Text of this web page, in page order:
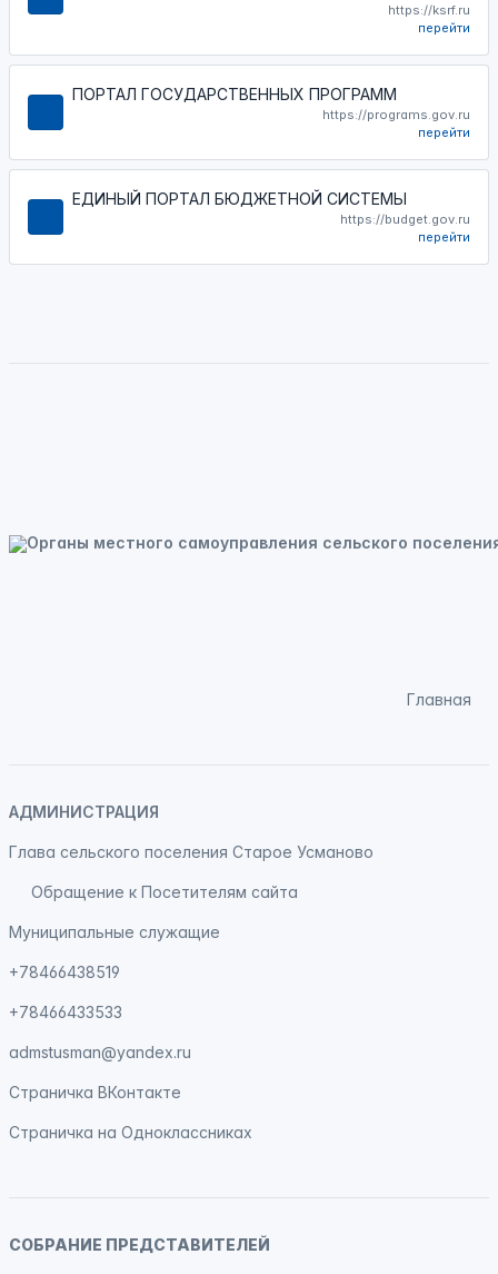
https://ksrf.ru
перейти
ПОРТАЛ ГОСУДАРСТВЕННЫХ ПРОГРАММ
https://programs.gov.ru
перейти
ЕДИНЫЙ ПОРТАЛ БЮДЖЕТНОЙ СИСТЕМЫ
https://budget.gov.ru
перейти
Главная
АДМИНИСТРАЦИЯ
Глава сельского поселения Старое Усманово
Обращение к Посетителям сайта
Муниципальные служащие
+78466438519
+78466433533
admstusman@yandex.ru
Страничка ВКонтакте
Страничка на Одноклассниках
СОБРАНИЕ ПРЕДСТАВИТЕЛЕЙ